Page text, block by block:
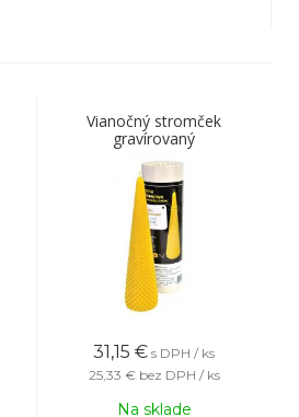
Vianočný stromček
gravírovaný
31,15 € s DPH / ks
25,33 € bez DPH / ks
Na sklade